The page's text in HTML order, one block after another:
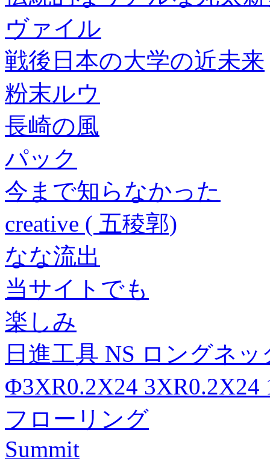
ヴァイル
戦後日本の大学の近未来
粉末ルウ
長崎の風
パック
今まで知らなかった
creative ( 五稜郭)
なな流出
当サイトでも
楽しみ
日進工具 NS ロングネ
Φ3XR0.2X24 3XR0.2X24
フローリング
Summit